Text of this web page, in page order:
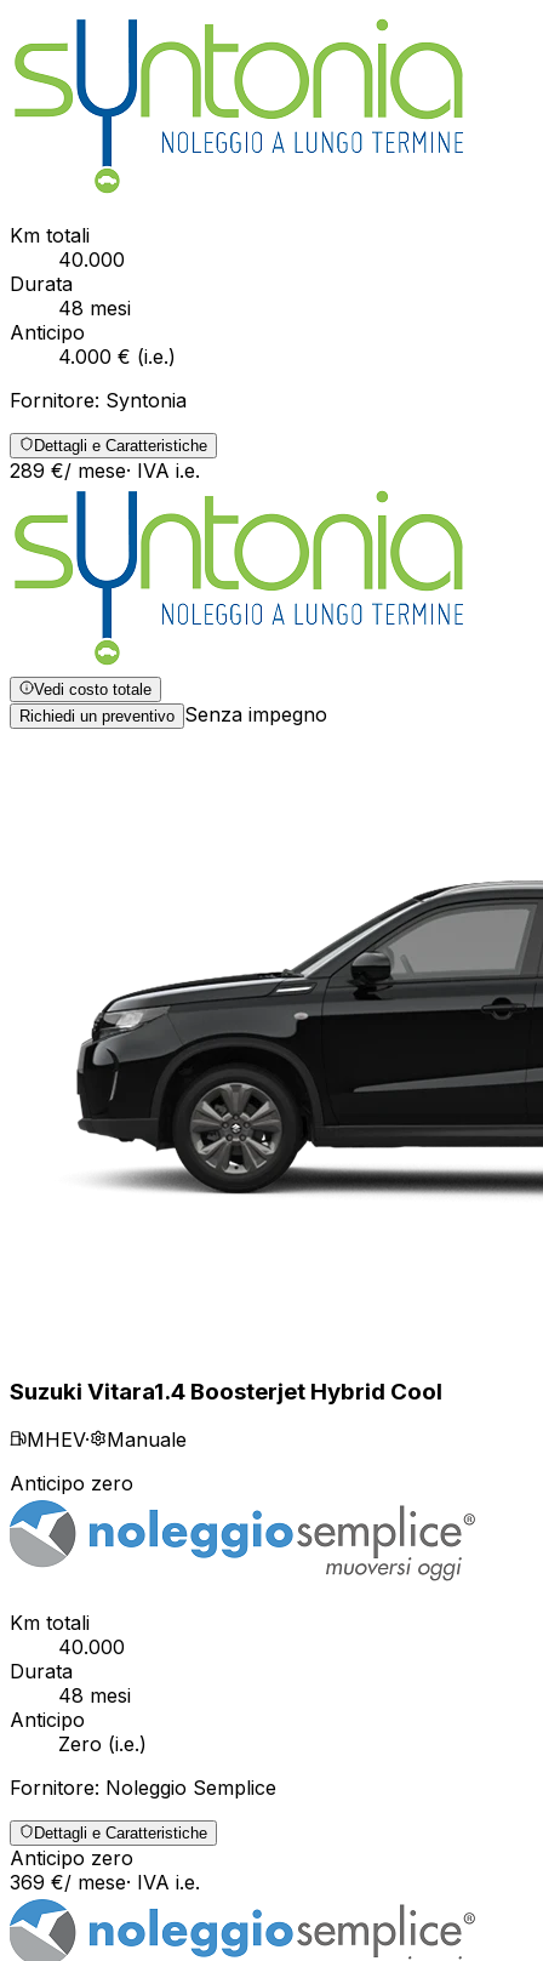
Km totali
40.000
Durata
48 mesi
Anticipo
4.000 € (i.e.)
Fornitore: Syntonia
Dettagli e Caratteristiche
289 €/ mese· IVA i.e.
Vedi costo totale
Richiedi un preventivo Senza impegno
Suzuki Vitara1.4 Boosterjet Hybrid Cool
MHEV·
Manuale
Anticipo zero
Km totali
40.000
Durata
48 mesi
Anticipo
Zero (i.e.)
Fornitore: Noleggio Semplice
Dettagli e Caratteristiche
Anticipo zero
369 €/ mese· IVA i.e.